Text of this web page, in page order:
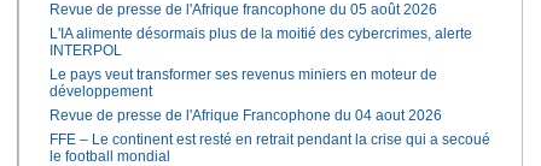
Revue de presse de l'Afrique francophone du 05 août 2026
L'IA alimente désormais plus de la moitié des cybercrimes, alerte
INTERPOL
Le pays veut transformer ses revenus miniers en moteur de
développement
Revue de presse de l'Afrique Francophone du 04 aout 2026
FFE – Le continent est resté en retrait pendant la crise qui a secoué
le football mondial